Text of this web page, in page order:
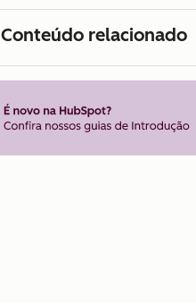
Conteúdo relacionado